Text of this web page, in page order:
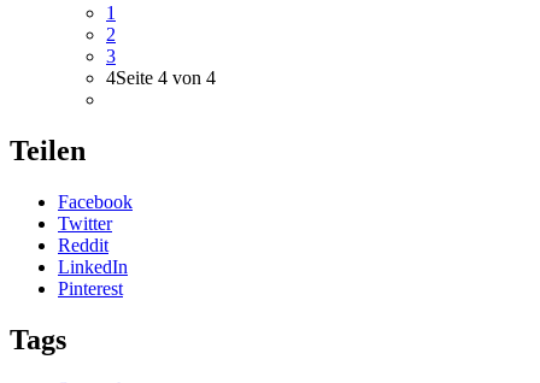
1
2
3
4Seite 4 von 4
Teilen
Facebook
Twitter
Reddit
LinkedIn
Pinterest
Tags